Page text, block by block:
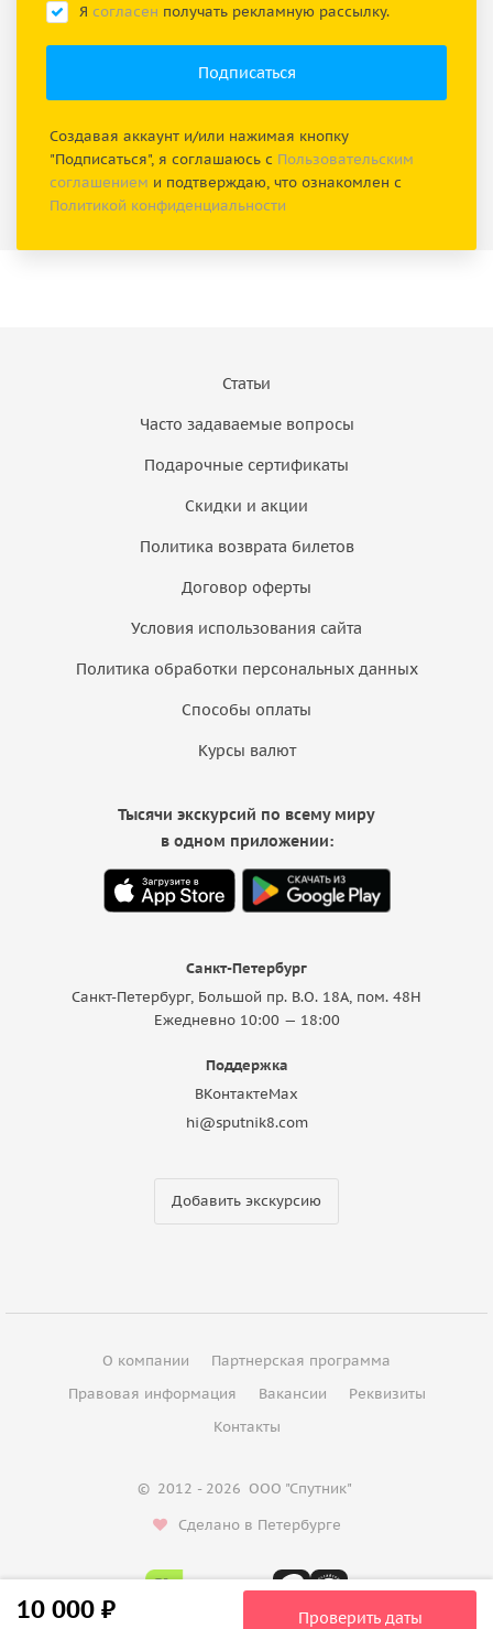
Я согласен получать рекламную рассылку.
Создавая аккаунт и/или нажимая кнопку
"Подписаться", я соглашаюсь с Пользовательским
соглашением и подтверждаю, что ознакомлен с
Политикой конфиденциальности
10 000 ₽ Проверить даты
Статьи
Часто задаваемые вопросы
Подарочные сертификаты
Скидки и акции
Политика возврата билетов
Договор оферты
Условия использования сайта
Политика обработки персональных данных
Способы оплаты
Курсы валют
Санкт-Петербург
Санкт-Петербург, Большой пр. В.О. 18A, пом. 48Н
Ежедневно 10:00 — 18:00
Поддержка
ВКонтактеMax
hi@sputnik8.com
Добавить экскурсию
Тысячи экскурсий по всему миру
в одном приложении:
О компании
Партнерская программа
Правовая информация
Вакансии
Реквизиты
Контакты
© 2012 - 2026 ООО "Спутник"
Сделано в Петербурге